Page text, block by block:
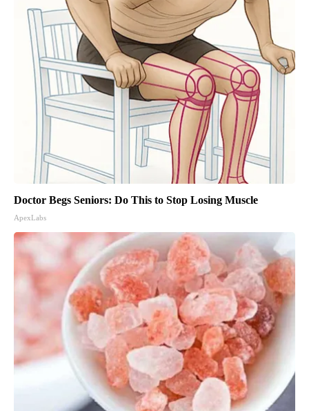
Doctor Begs Seniors: Do This to Stop Losing Muscle
ApexLabs